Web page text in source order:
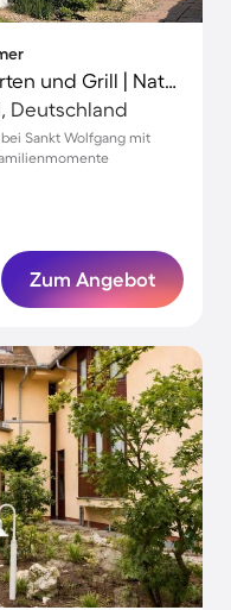
Ferienhaus mit Terrasse, Garten und Grill | Naturblick | Ideal für Homeoffice
Deutschland
Sankt Wolfgang mit
Zum Angebot